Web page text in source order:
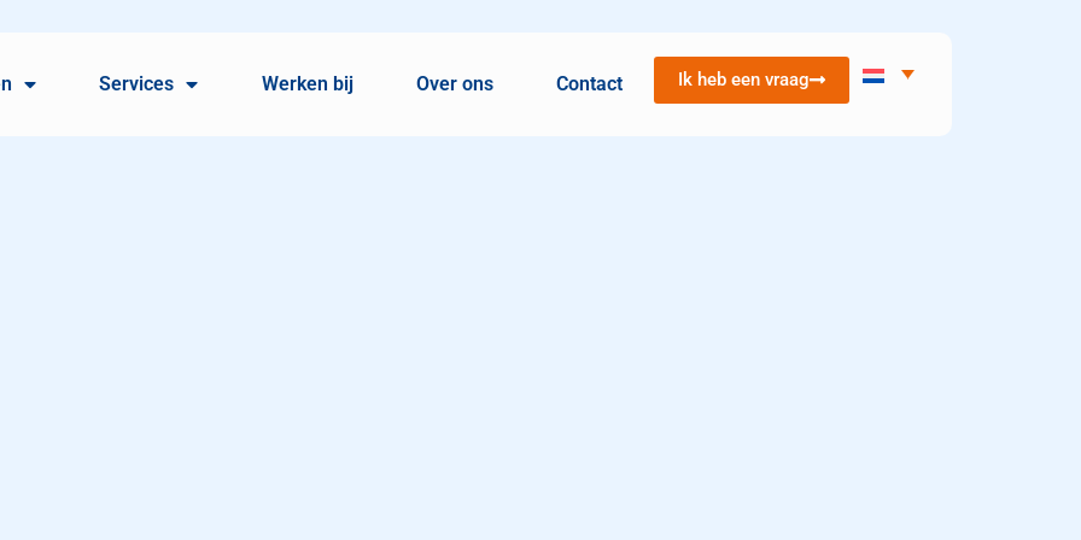
Services Werken bij Over ons Contact Ik heb een vraag